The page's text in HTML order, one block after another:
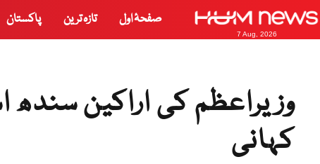
7 Aug, 2026
صفحۂ اول تازہ ترین پاکستان
وزیراعظم کی اراکین
کہانی